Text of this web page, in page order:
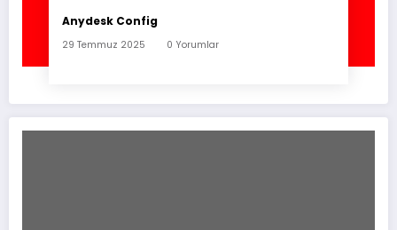
Anydesk Config
29 Temmuz 2025 0 Yorumlar